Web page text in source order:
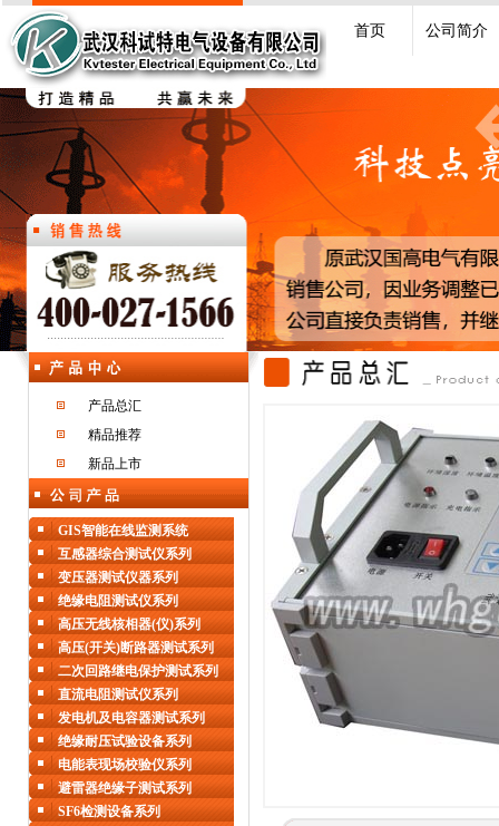
首页 公司简介
产品总汇
精品推荐
新品上市
GIS智能在线监测系统
互感器综合测试仪系列
变压器测试仪器系列
绝缘电阻测试仪系列
高压无线核相器(仪)系列
高压(开关)断路器测试系列
二次回路继电保护测试系列
直流电阻测试仪系列
发电机及电容器测试系列
绝缘耐压试验设备系列
电能表现场校验仪系列
避雷器绝缘子测试系列
SF6检测设备系列